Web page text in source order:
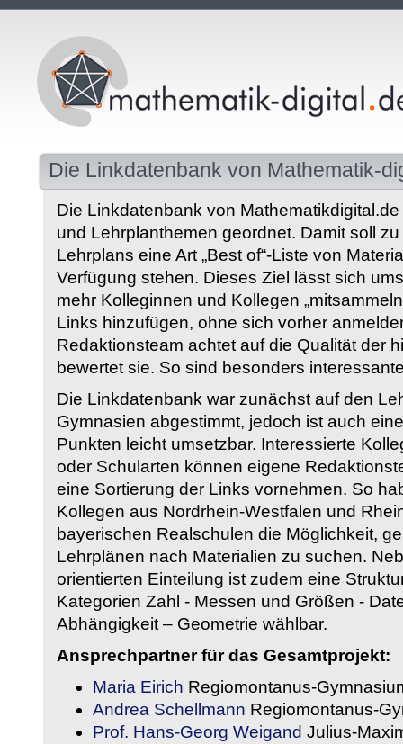
Die Linkdatenbank von Mathematik-
Die Linkdatenbank von
und Lehrplanthemen geordnet. Damit soll
Lehrplans eine Art „Best of“-Liste von
Verfügung stehen. Dieses Ziel lässt sich
mehr Kolleginnen und Kollegen
Links hinzufügen, ohne sich vorher
Redaktionsteam achtet auf die Qualität der
bewertet sie. So sind besonders
Die Linkdatenbank war zunächst auf den
Gymnasien abgestimmt, jedoch ist auch
Punkten leicht umsetzbar. Interessierte
oder Schularten können eigene
eine Sortierung der Links vornehmen. So
Kollegen aus Nordrhein-Westfalen und
bayerischen Realschulen die Möglichkeit,
Lehrplänen nach Materialien zu suchen.
orientierten Einteilung ist zudem eine
Kategorien Zahl - Messen und Größen -
Abhängigkeit – Geometrie wählbar.
Ansprechpartner für das Gesamtprojekt:
Maria Eirich Regiomontanus-
Andrea Schellmann Regiomontanus-
Prof. Hans-Georg Weigand Julius-